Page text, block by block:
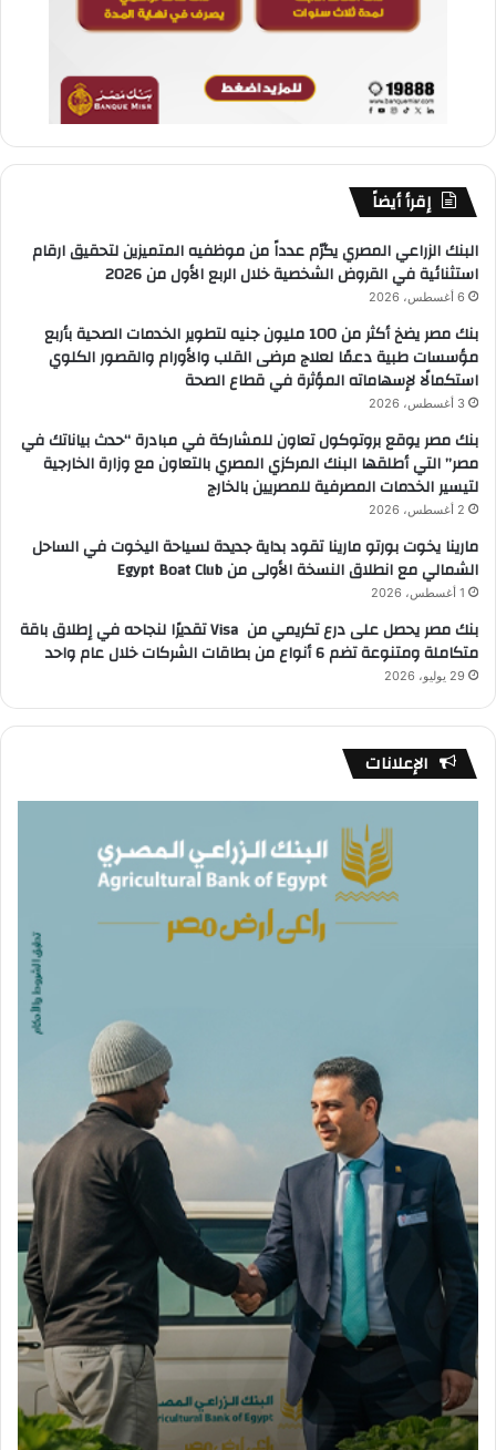
إقرأ أيضاً
البنك الزراعي المصري يكرّم عدداً من موظفيه المتميزين لتحقيق ارقام
استثنائية في القروض الشخصية خلال الربع الأول من 2026
6 أغسطس، 2026
بنك مصر يضخ أكثر من 100 مليون جنيه لتطوير الخدمات الصحية بأربع
مؤسسات طبية دعمًا لعلاج مرضى القلب والأورام والقصور الكلوي
استكمالًا لإسهاماته المؤثرة في قطاع الصحة
3 أغسطس، 2026
بنك مصر يوقع بروتوكول تعاون للمشاركة في مبادرة “حدث بياناتك في
مصر” التي أطلقها البنك المركزي المصري بالتعاون مع وزارة الخارجية
لتيسير الخدمات المصرفية للمصريين بالخارج
2 أغسطس، 2026
مارينا يخوت بورتو مارينا تقود بداية جديدة لسياحة اليخوت في الساحل
الشمالي مع انطلاق النسخة الأولى من Egypt Boat Club
1 أغسطس، 2026
بنك مصر يحصل على درع تكريمي من Visa تقديرًا لنجاحه في إطلاق باقة
متكاملة ومتنوعة تضم 6 أنواع من بطاقات الشركات خلال عام واحد
29 يوليو، 2026
الإعلانات